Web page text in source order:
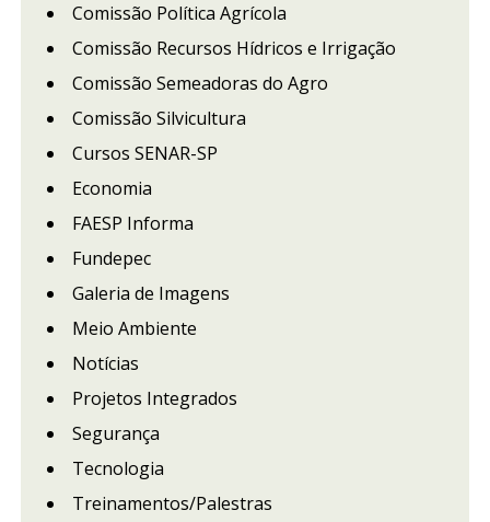
Comissão Política Agrícola
Comissão Recursos Hídricos e Irrigação
Comissão Semeadoras do Agro
Comissão Silvicultura
Cursos SENAR-SP
Economia
FAESP Informa
Fundepec
Galeria de Imagens
Meio Ambiente
Notícias
Projetos Integrados
Segurança
Tecnologia
Treinamentos/Palestras